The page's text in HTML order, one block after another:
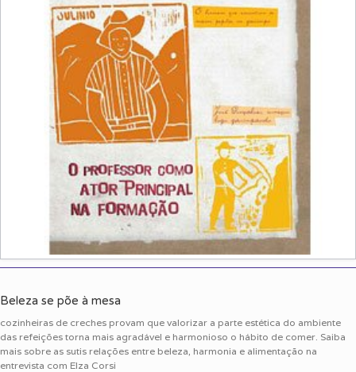
Beleza se põe à mesa
cozinheiras de creches provam que valorizar a parte estética do ambiente
das refeições torna mais agradável e harmonioso o hábito de comer. Saiba
mais sobre as sutis relações entre beleza, harmonia e alimentação na
entrevista com Elza Corsi